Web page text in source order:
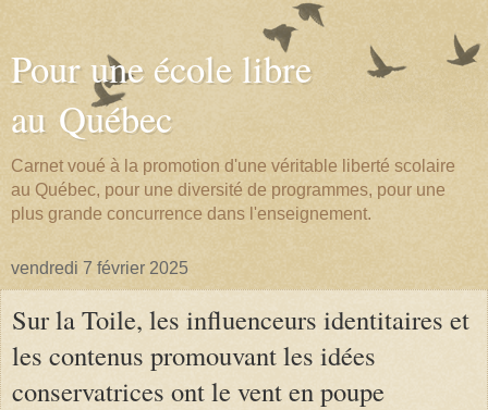
Pour une école libre
au Québec
Carnet voué à la promotion d'une véritable liberté scolaire
au Québec, pour une diversité de programmes, pour une
plus grande concurrence dans l'enseignement.
vendredi 7 février 2025
Sur la Toile, les influenceurs identitaires et
les contenus promouvant les idées
conservatrices ont le vent en poupe